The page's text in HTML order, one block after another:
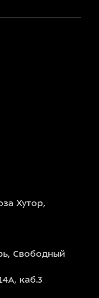
Хутор,
Свободный
каб.3